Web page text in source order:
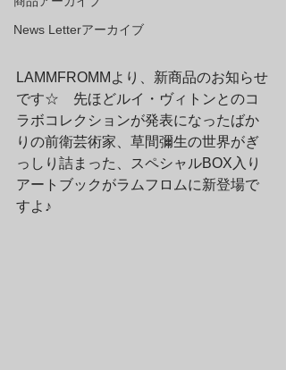
News Letterアーカイブ
LAMMFROMMより、新商品のお知らせ
です☆　先ほどルイ・ヴィトンとのコ
ラボコレクションが発表になったばか
りの前衛芸術家、草間彌生の世界がぎ
っしり詰まった、スペシャルBOX入り
アートブックがラムフロムに新登場で
すよ♪